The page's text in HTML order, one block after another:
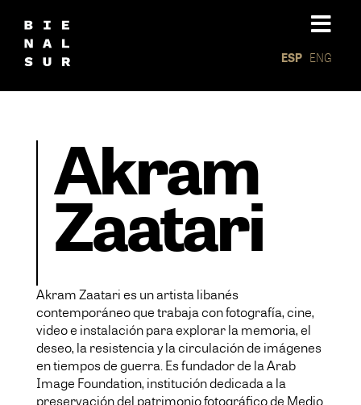
ESP ENG
Akram
Zaatari
Akram Zaatari es un artista libanés
contemporáneo que trabaja con fotografía, cine,
video e instalación para explorar la memoria, el
deseo, la resistencia y la circulación de imágenes
en tiempos de guerra. Es fundador de la Arab
Image Foundation, institución dedicada a la
preservación del patrimonio fotográfico de Medio